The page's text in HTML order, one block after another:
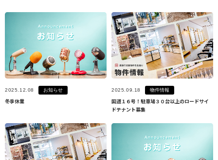
2025.12.08 お知らせ
冬季休業
2025.09.18 物件情報
国道１６号！駐車場３０台以上のロードサイ
ドテナント募集